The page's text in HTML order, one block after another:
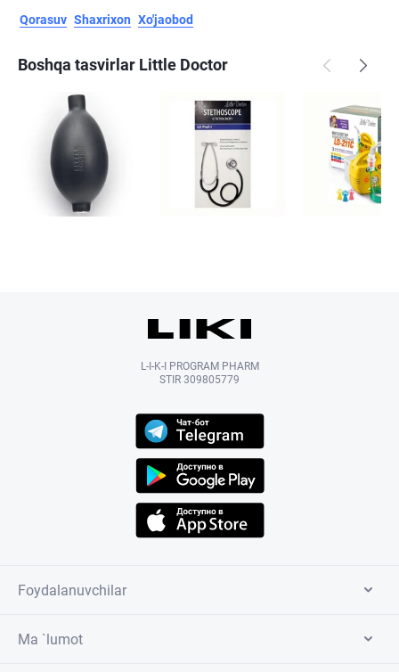
Qorasuv Shaxrixon Xo'jaobod
Boshqa tasvirlar Little Doctor
L-I-K-I PROGRAM PHARM
STIR 309805779
Foydalanuvchilar
Ma `lumot